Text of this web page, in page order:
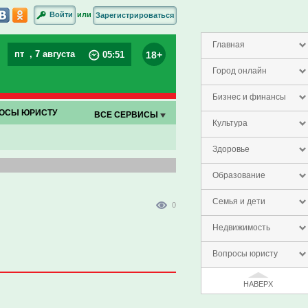
Главная
Город онлайн
Бизнес и финансы
Культура
Здоровье
Образование
Семья и дети
Недвижимость
Вопросы юристу
НАВЕРХ
Войти или Зарегистрироваться
пт , 7 августа 05:51 18+
ЮРИСТУ ВСЕ СЕРВИСЫ
0